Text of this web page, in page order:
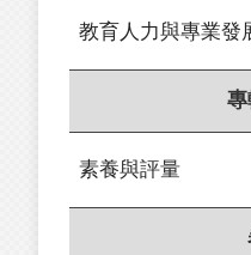
教育人力與專業發
專
素養與評量